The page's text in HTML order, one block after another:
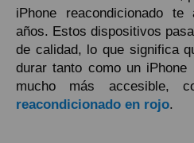
iPhone reacondicionado te
años. Estos dispositivos
de calidad, lo que significa
durar tanto como un
mucho más accesible,
reacondicionado en rojo.